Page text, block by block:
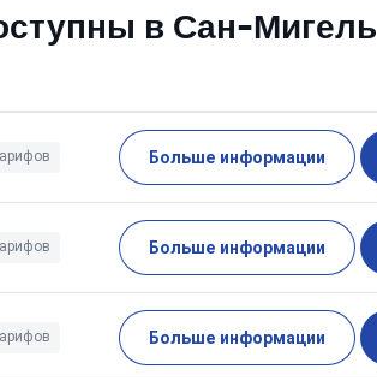
в Сан-Мигель
Больше информации
Больше информации
Больше информации